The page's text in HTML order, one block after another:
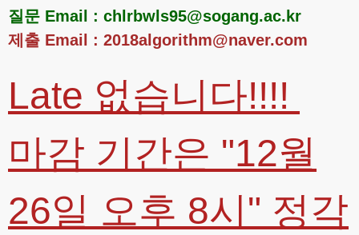
질문 Email : chlrbwls95@sogang.ac.kr
제출 Email : 2018algorithm@naver.com
Late 없습니다!!!!
마감 기간은 "12월
26일 오후 8시" 정각